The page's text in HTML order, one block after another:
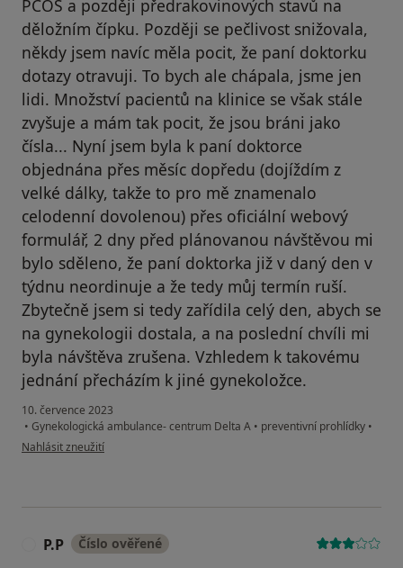
PCOS a později předrakovinových stavů na
děložním čípku. Později se pečlivost snižovala,
někdy jsem navíc měla pocit, že paní doktorku
dotazy otravuji. To bych ale chápala, jsme jen
lidi. Množství pacientů na klinice se však stále
zvyšuje a mám tak pocit, že jsou bráni jako
čísla... Nyní jsem byla k paní doktorce
objednána přes měsíc dopředu (dojíždím z
velké dálky, takže to pro mě znamenalo
celodenní dovolenou) přes oficiální webový
formulář, 2 dny před plánovanou návštěvou mi
bylo sděleno, že paní doktorka již v daný den v
týdnu neordinuje a že tedy můj termín ruší.
Zbytečně jsem si tedy zařídila celý den, abych se
na gynekologii dostala, a na poslední chvíli mi
byla návštěva zrušena. Vzhledem k takovému
jednání přecházím k jiné gynekoložce.
10. července 2023
• Gynekologická ambulance- centrum Delta A • preventivní prohlídky •
podle názoru uživatele K.K.
Nahlásit zneužití
P.P Číslo ověřené